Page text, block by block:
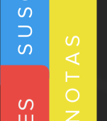
NOTAS